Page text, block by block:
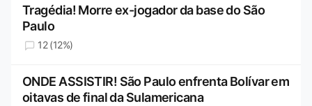
Tragédia! Morre ex-jogador da base do São
Paulo
12 (12%)
ONDE ASSISTIR! São Paulo enfrenta Bolívar em
oitavas de final da Sulamericana